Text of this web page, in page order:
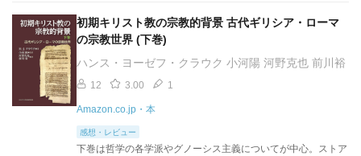
初期キリスト教の宗教的背景 古代ギリシア・ローマ
の宗教世界 (下巻)
ハンス・ヨーゼフ・クラウク 小河陽 河野克也 前川裕
12 3.00 1
Amazon.co.jp・本
感想・レビュー
下巻は哲学の各学派やグノーシス主義についてが中心。ストア